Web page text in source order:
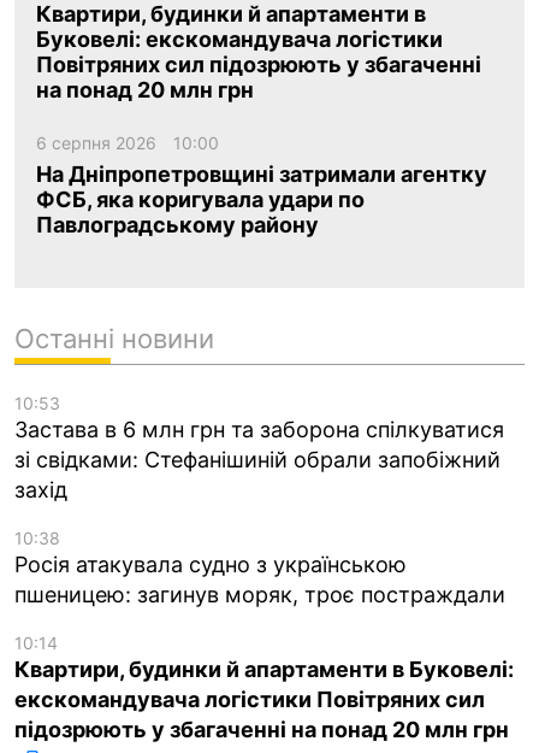
Квартири, будинки й апартаменти в
Буковелі: екскомандувача логістики
Повітряних сил підозрюють у збагаченні
на понад 20 млн грн
6 серпня 2026 10:00
На Дніпропетровщині затримали агентку
ФСБ, яка коригувала удари по
Павлоградському району
Останні новини
10:53
Застава в 6 млн грн та заборона спілкуватися
зі свідками: Стефанішиній обрали запобіжний
захід
10:38
Росія атакувала судно з українською
пшеницею: загинув моряк, троє постраждали
10:14
Квартири, будинки й апартаменти в Буковелі:
екскомандувача логістики Повітряних сил
підозрюють у збагаченні на понад 20 млн грн